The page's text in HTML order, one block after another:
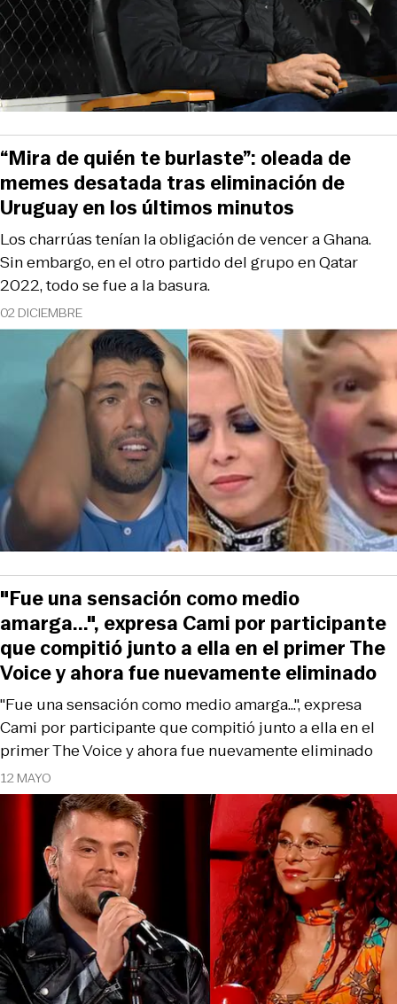
02 DICIEMBRE
Los charrúas tenían la obligación de vencer a Ghana.
Sin embargo, en el otro partido del grupo en Qatar
2022, todo se fue a la basura.
“Mira de quién te burlaste”: oleada de
memes desatada tras eliminación de
Uruguay en los últimos minutos
12 MAYO
"Fue una sensación como medio amarga...", expresa
Cami por participante que compitió junto a ella en el
primer The Voice y ahora fue nuevamente eliminado
"Fue una sensación como medio
amarga...", expresa Cami por participante
que compitió junto a ella en el primer The
Voice y ahora fue nuevamente eliminado